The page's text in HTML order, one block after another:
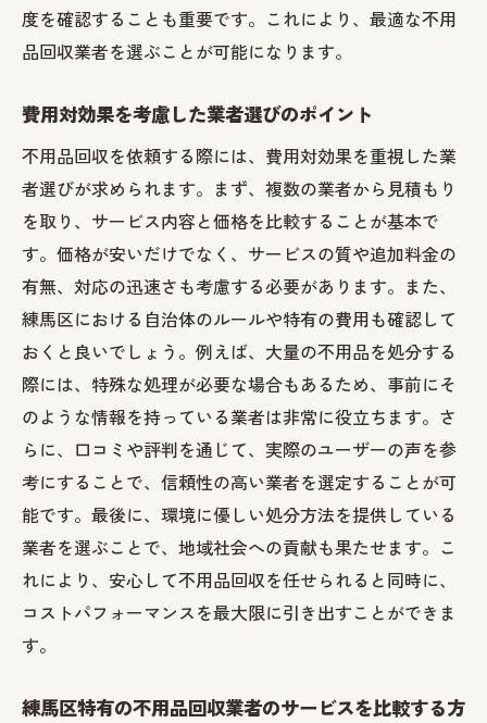
度を確認することも重要です。これにより、最適な不用
品回収業者を選ぶことが可能になります。
費用対効果を考慮した業者選びのポイント
不用品回収を依頼する際には、費用対効果を重視した業
者選びが求められます。まず、複数の業者から見積もり
を取り、サービス内容と価格を比較することが基本で
す。価格が安いだけでなく、サービスの質や追加料金の
有無、対応の迅速さも考慮する必要があります。また、
練馬区における自治体のルールや特有の費用も確認して
おくと良いでしょう。例えば、大量の不用品を処分する
際には、特殊な処理が必要な場合もあるため、事前にそ
のような情報を持っている業者は非常に役立ちます。さ
らに、口コミや評判を通じて、実際のユーザーの声を参
考にすることで、信頼性の高い業者を選定することが可
能です。最後に、環境に優しい処分方法を提供している
業者を選ぶことで、地域社会への貢献も果たせます。こ
れにより、安心して不用品回収を任せられると同時に、
コストパフォーマンスを最大限に引き出すことができま
す。
練馬区特有の不用品回収業者のサービスを比較する方